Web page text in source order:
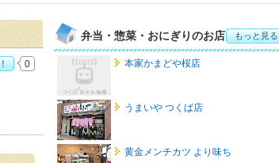
0
弁当・惣菜・おにぎりのお店 もっと見る
本家かまどや桜店
うまいや つくば店
黄金メンチカツ より味ち